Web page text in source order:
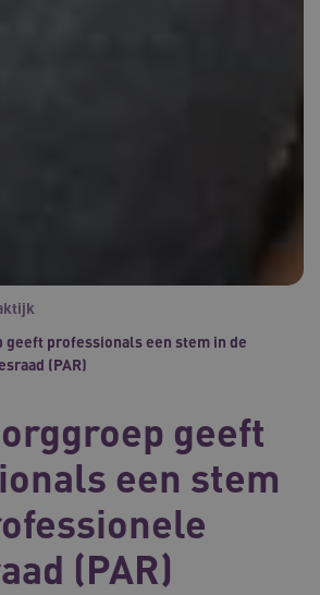
geeft professionals een stem in de
(PAR)
geeft
een stem
(PAR)